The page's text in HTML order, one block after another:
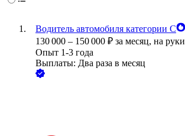
Водитель автомобиля категории С
130 000 – 150 000 ₽ за месяц, на руки
Опыт 1-3 года
Выплаты: Два раза в месяц